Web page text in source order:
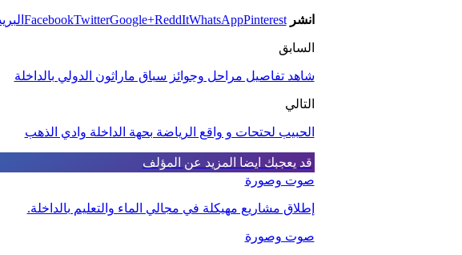
انشر FacebookTwitterGoogle+ReddItWhatsAppPinterest
السابق
شاهد تفاصيل مراحل وجوائز سباق ماراثون الدولي بالداخلة
التالي
الحبيب لحتحات و واقع الرياضة بحهة الداخلة وادي الذهب
قد يعجبك ايضا المزيد عن المؤلف
صوت وصورة
إطلاق مشاريع مهيكلة في مجالي الماء والتعليم بالداخلة.
صوت وصورة